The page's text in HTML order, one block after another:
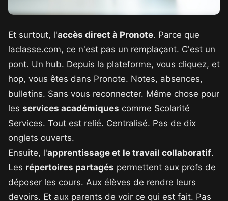
Et surtout, l'accès direct à Pronote. Parce que
laclasse.com, ce n'est pas un remplaçant. C'est un
pont. Un hub. Depuis la plateforme, vous cliquez, et
hop, vous êtes dans Pronote. Notes, absences,
bulletins. Sans vous reconnecter. Même chose pour
les services académiques comme Scolarité
Services. Tout est relié. Centralisé. Pas de dix
onglets ouverts.
Ensuite, l'apprentissage et le travail collaboratif.
Les répertoires partagés permettent aux profs de
déposer les cours. Aux élèves de rendre leurs
devoirs. Et aux parents de voir ce qui est fait. Pas